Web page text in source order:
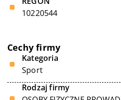
10220544
Cechy firmy
Kategoria
Sport
Rodzaj firmy